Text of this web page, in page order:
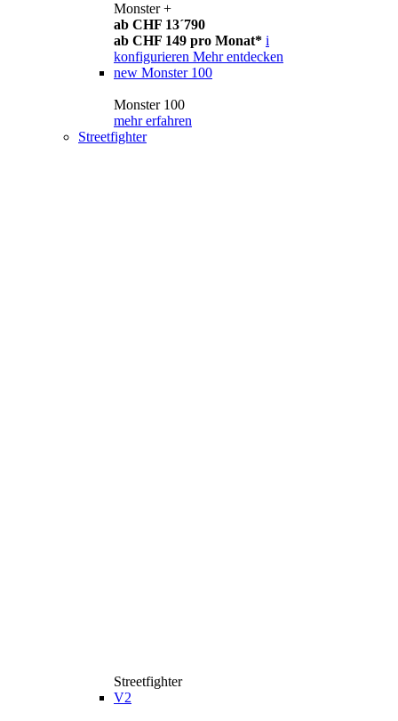
Monster +
ab CHF 13´790
ab CHF 149 pro Monat* i
konfigurieren Mehr entdecken
new Monster 100
Monster 100
mehr erfahren
Streetfighter
Streetfighter
V2